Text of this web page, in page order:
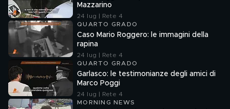
Mazzarino
24 lug | Rete 4
QUARTO GRADO
Caso Mario Roggero: le immagini della
rapina
24 lug | Rete 4
QUARTO GRADO
Garlasco: le testimonianze degli amici di
Marco Poggi
24 lug | Rete 4
MORNING NEWS